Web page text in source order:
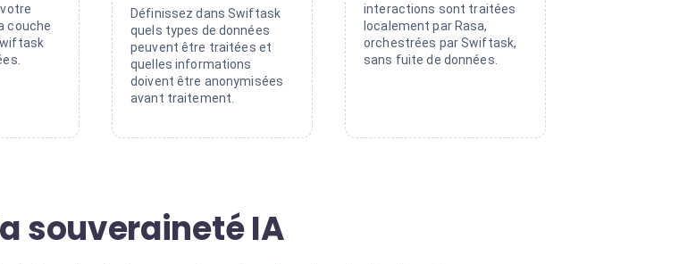
couche
Définissez dans Swiftask
quels types de données
peuvent être traitées et
quelles informations
doivent être anonymisées
avant traitement.
interactions sont traitées
localement par Rasa,
orchestrées par Swiftask,
sans fuite de données.
souveraineté IA